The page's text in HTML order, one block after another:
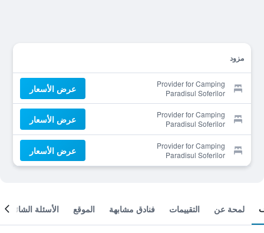
مزود
Provider for Camping
Paradisul Soferilor
عرض الأسعار
Provider for Camping
Paradisul Soferilor
عرض الأسعار
Provider for Camping
Paradisul Soferilor
عرض الأسعار
لمحة عن التقييمات فنادق مشابهة الموقع الأسئلة الشائعة